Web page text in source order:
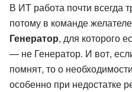
В ИТ работа почти всегда
потому в команде
Генератор, для которого
— не Генератор. И вот,
помнят, то о
особенно при недостатке